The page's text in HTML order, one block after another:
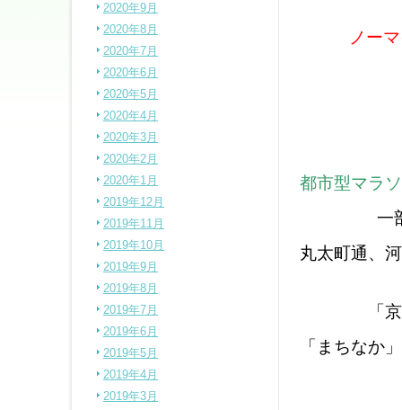
ノー
都市型マラ
一
丸太町通、
「
「まちなか
2020年9月
2020年8月
2020年7月
2020年6月
2020年5月
2020年4月
2020年3月
2020年2月
2020年1月
2019年12月
2019年11月
2019年10月
2019年9月
2019年8月
2019年7月
2019年6月
2019年5月
2019年4月
2019年3月